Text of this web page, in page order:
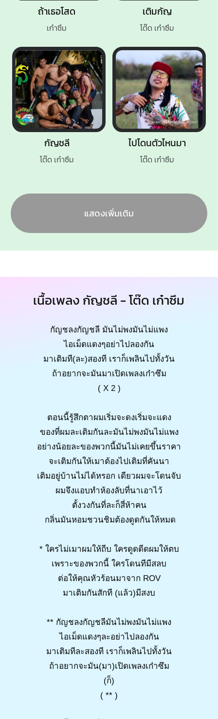
กัญชลี
โต๊ด เก๋าซึม
ถ้าเธอโสด
เก๋าซึม
เติมกัญ
โต๊ด เก๋าซึม
ไปโดนตัวไหนมา
โต๊ด เก๋าซึม
แสดงเพิ่มเติม
เนื้อเพลง กัญชลี - โต๊ด เก๋าซึม
กัญชลงกัญชลี มันไม่พงมันไม่แพง
ไอเม็ดแดงๆอย่าไปลองกัน
มาเติมที(ละ)สองที เราก็เพลินไปทั้งวัน
ถ้าอยากจะมันมาเปิดเพลงเก๋าซึม
( X 2 )
ตอนนี้รู้สึกตาผมเริ่มจะดงเริ่มจะแดง
ของที่ผมละเติมกันละมันไม่พงมันไม่แพง
อย่างน้อยละของพวกนี้มันไม่เคยขึ้นราคา
จะเติมกันให้เมาต้องไปเติมที่คันนา
เติมอยู่บ้านไม่ได้หรอก เดียวผมจะโดนจับ
ผมจึงแอบทำห้องลับที่นาเอาไว้
ตั้งวงกันที่ละก็สี่ห้าคน
กลิ่นมันหอมชวนชิมต้องดูดกันให้หมด
* ใครไม่เมาผมให้ถีบ ใครดูดดีดผมให้ตบ
เพราะของพวกนี้ ใครโดนทีมีสลบ
ต่อให้คุณหัวร้อนมาจาก ROV
มาเติมกันสักที (แล้ว)มีสงบ
** กัญชลงกัญชลีมันไม่พงมันไม่แพง
ไอเม็ดแดงๆละอย่าไปลองกัน
มาเติมทีละสองที เราก็เพลินไปทั้งวัน
ถ้าอยากจะมัน(มา)เปิดเพลงเก๋าซึม
(ก็)
( ** )